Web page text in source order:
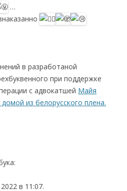
…
в разработаной
при поддержке
с адвокатшей Майя
из белорусского плена.
в 11:07.